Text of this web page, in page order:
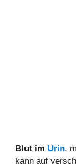
Blut im Urin,
kann auf